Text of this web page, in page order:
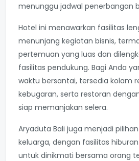
menunggu jadwal penerbangan
Hotel ini menawarkan fasilitas
menunjang kegiatan bisnis,
pertemuan yang luas dan
fasilitas pendukung. Bagi Anda
waktu bersantai, tersedia kolam
kebugaran, serta restoran
siap memanjakan selera.
Aryaduta Bali juga menjadi
keluarga, dengan fasilitas
untuk dinikmati bersama orang